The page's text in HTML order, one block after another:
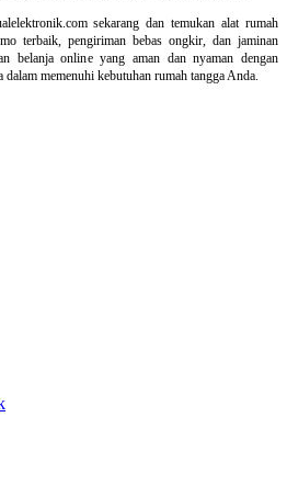
sekarang dan temukan alat rumah
terbaik, pengiriman bebas ongkir, dan jaminan
belanja online yang aman dan nyaman dengan
memenuhi kebutuhan rumah tangga Anda.